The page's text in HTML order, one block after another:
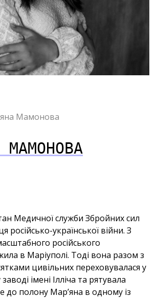
Мамонова
МАМОНОВА
Медичної служби Збройних сил
російсько-української війни. З
російського
в Маріуполі. Тоді вона разом з
цивільних переховувалася у
імені Ілліча та рятувала
полону Мар’яна в одному із